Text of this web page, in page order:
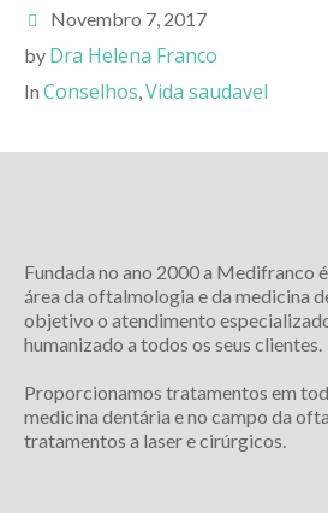
Novembro 7, 2017
by Dra Helena Franco
In Conselhos,Vida saudavel
Fundada no ano 2000 a Medifranco
área da oftalmologia e da medicina
objetivo o atendimento
humanizado a todos os seus clientes.
Proporcionamos tratamentos em
medicina dentária e no campo da
tratamentos a laser e cirúrgicos.